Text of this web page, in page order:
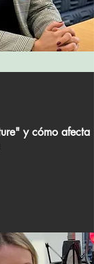
y cómo afecta